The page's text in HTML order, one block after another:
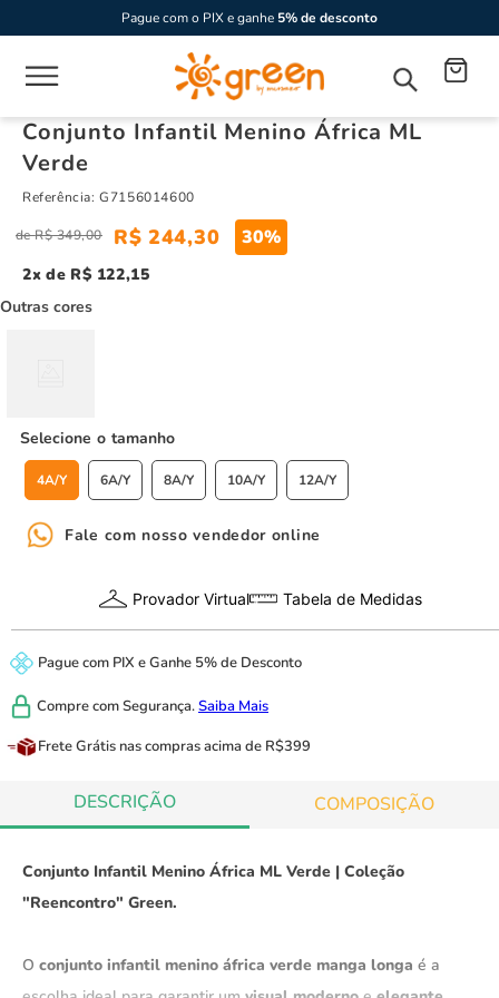
Pague com o PIX e ganhe 5% de desconto
Conjunto Infantil Menino África ML
Verde
Referência:G7156014600
R$ 349,00 R$ 244,30 30%
2 R$ 122,15
Outras cores
tamanho
4A/Y 6A/Y 8A/Y 10A/Y 12A/Y
Fale com nosso vendedor online
Provador Virtual Tabela de Medidas
Pague com PIX eGanhe 5% de Desconto
Compre comSegurança.Saiba Mais
Frete Grátis nas compras acima de R$399
DESCRIÇÃO COMPOSIÇÃO
Conjunto Infantil Menino África ML Verde | Coleção
"Reencontro" Green.
O conjunto infantil menino áfrica verde manga longa é a